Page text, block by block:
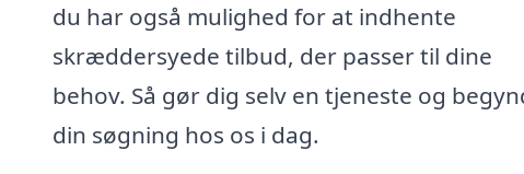
du har også mulighed for at indhente
skræddersyede tilbud, der passer til dine
behov. Så gør dig selv en tjeneste og
din søgning hos os i dag.